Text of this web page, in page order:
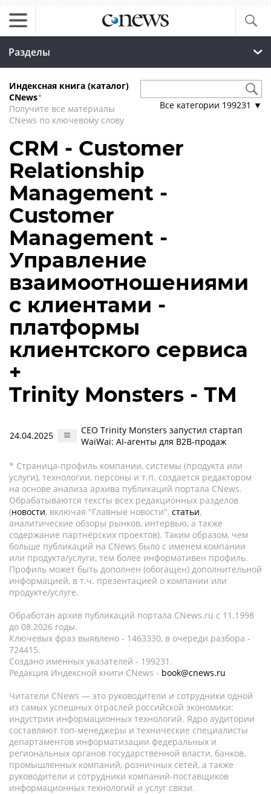
Разделы
Индексная книга (каталог)
CNews*
Получите все материалы
CNews по ключевому слову
Все категории 199231 ▼
CRM - Customer
Relationship
Management -
Customer
Management -
Управление
взаимоотношениями
с клиентами -
платформы
клиентского сервиса
+
Trinity Monsters - ТМ
24.04.2025
CEO Trinity Monsters запустил стартап
WaiWai: AI-агенты для B2B-продаж
* Страница-профиль компании, системы (продукта или
услуги), технологии, персоны и т.п. создается редактором
на основе анализа архива публикаций портала CNews.
Обрабатываются тексты всех редакционных разделов
(новости, включая "Главные новости", статьи,
аналитические обзоры рынков, интервью, а также
содержание партнёрских проектов). Таким образом, чем
больше публикаций на CNews было с именем компании
или продукта/услуги, тем более информативен профиль.
Профиль может быть дополнен (обогащен) дополнительной
информацией, в т.ч. презентацией о компании или
продукте/услуге.
Обработан архив публикаций портала CNews.ru c 11.1998
до 08.2026 годы.
Ключевых фраз выявлено - 1463330, в очереди разбора -
724415.
Создано именных указателей - 199231.
Редакция Индексной книги CNews - book@cnews.ru
Читатели CNews — это руководители и сотрудники одной
из самых успешных отраслей российской экономики:
индустрии информационных технологий. Ядро аудитории
составляют топ-менеджеры и технические специалисты
департаментов информатизации федеральных и
региональных органов государственной власти, банков,
промышленных компаний, розничных сетей, а также
руководители и сотрудники компаний-поставщиков
информационных технологий и услуг связи.